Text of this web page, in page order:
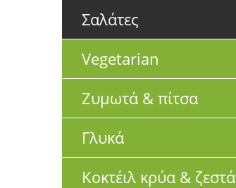
Σαλάτες
Vegetarian
Ζυμωτά & πίτσα
Γλυκά
Κοκτέιλ κρύα & ζεστά